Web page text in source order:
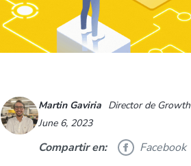
Martin Gaviria Director de Growth
June 6, 2023
Compartir en: Facebook